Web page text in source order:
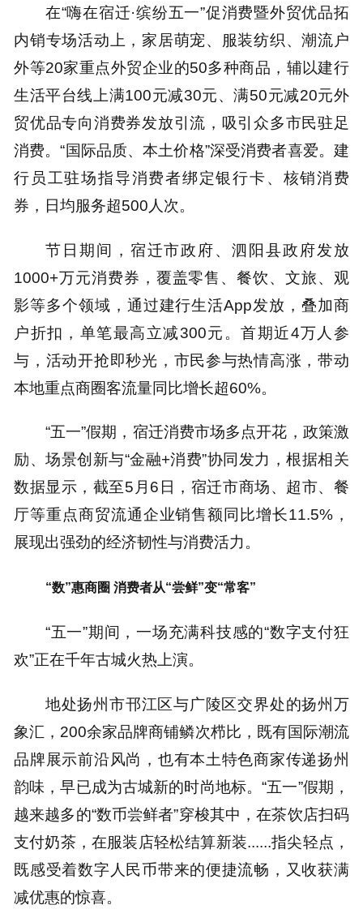
在“嗨在宿迁·缤纷五一”促消费暨外贸优品拓
内销专场活动上，家居萌宠、服装纺织、潮流户
外等20家重点外贸企业的50多种商品，辅以建行
生活平台线上满100元减30元、满50元减20元外
贸优品专向消费券发放引流，吸引众多市民驻足
消费。“国际品质、本土价格”深受消费者喜爱。建
行员工驻场指导消费者绑定银行卡、核销消费
券，日均服务超500人次。
节日期间，宿迁市政府、泗阳县政府发放
1000+万元消费券，覆盖零售、餐饮、文旅、观
影等多个领域，通过建行生活App发放，叠加商
户折扣，单笔最高立减300元。首期近4万人参
与，活动开抢即秒光，市民参与热情高涨，带动
本地重点商圈客流量同比增长超60%。
“五一”假期，宿迁消费市场多点开花，政策激
励、场景创新与“金融+消费”协同发力，根据相关
数据显示，截至5月6日，宿迁市商场、超市、餐
厅等重点商贸流通企业销售额同比增长11.5%，
展现出强劲的经济韧性与消费活力。
“数”惠商圈 消费者从“尝鲜”变“常客”
“五一”期间，一场充满科技感的“数字支付狂
欢”正在千年古城火热上演。
地处扬州市邗江区与广陵区交界处的扬州万
象汇，200余家品牌商铺鳞次栉比，既有国际潮流
品牌展示前沿风尚，也有本土特色商家传递扬州
韵味，早已成为古城新的时尚地标。“五一”假期，
越来越多的“数币尝鲜者”穿梭其中，在茶饮店扫码
支付奶茶，在服装店轻松结算新装......指尖轻点，
既感受着数字人民币带来的便捷流畅，又收获满
减优惠的惊喜。